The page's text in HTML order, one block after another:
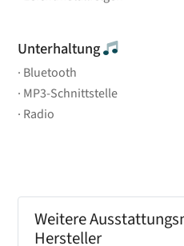
Unterhaltung
Bluetooth
MP3-Schnittstelle
Radio
Weitere
Hersteller